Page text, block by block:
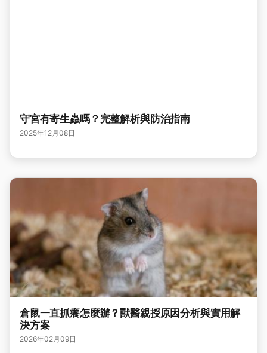
守宮有寄生蟲嗎？完整解析與防治指南
2025年12月08日
倉鼠一直抓癢怎麼辦？獸醫親授原因分析與實用解
決方案
2026年02月09日